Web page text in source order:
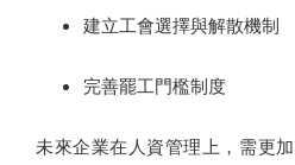
建立工會選擇與解散機制
完善罷工門檻制度
未來企業在人資管理上，需更